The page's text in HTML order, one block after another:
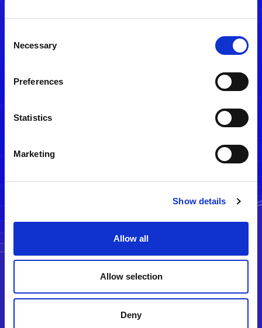
Selection
Necessary
Preferences
Statistics
Marketing
Show details
Allow all
Allow selection
Deny
メルマガ配信停止